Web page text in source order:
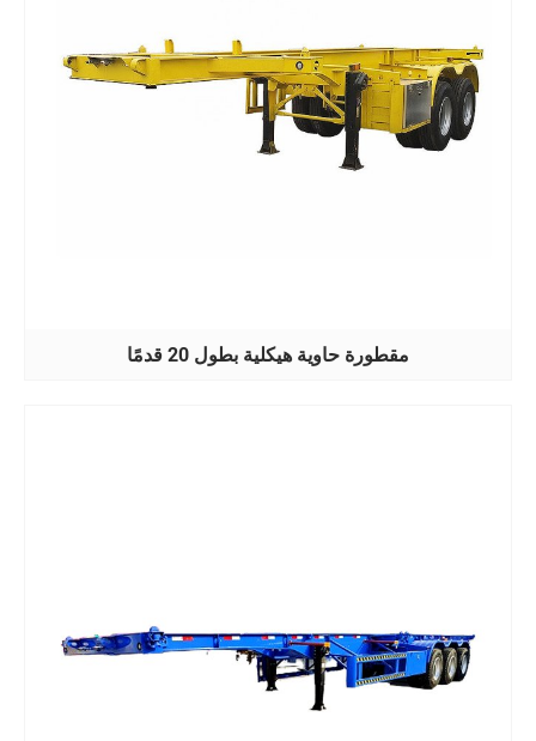
مقطورة حاوية هيكلية بطول 20 قدمًا